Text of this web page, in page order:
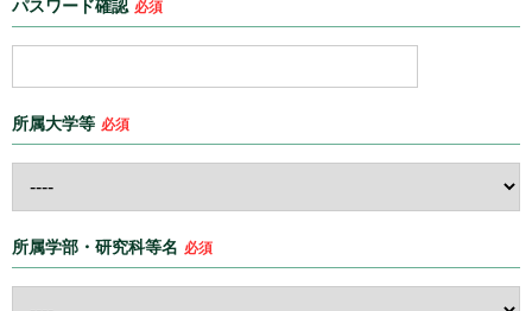
パスワード確認 必須
所属大学等 必須
所属学部・研究科等名 必須